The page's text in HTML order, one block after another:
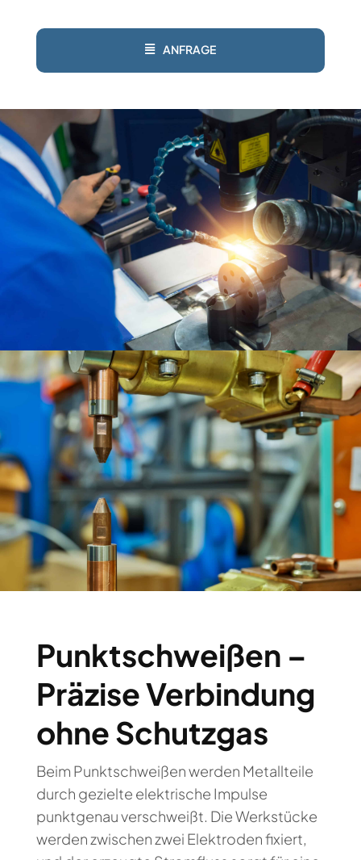
ANFRAGE
Punktschweißen –
Präzise Verbindung
ohne Schutzgas
Beim Punktschweißen werden Metallteile
durch gezielte elektrische Impulse
punktgenau verschweißt. Die Werkstücke
werden zwischen zwei Elektroden fixiert,